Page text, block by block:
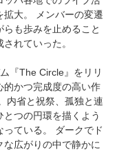
大。 メンバーの変遷
も歩みを止めること
れていった。
『The Circle』をリリ
的かつ完成度の高い作
内省と祝祭、孤独と連
つの円環を描くよう
ている。 ダークでド
広がりの中で静かに